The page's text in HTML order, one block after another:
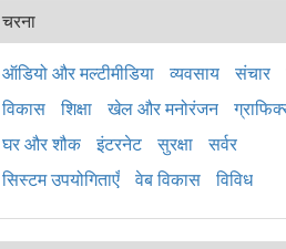
चरना
ऑडियो और मल्टीमीडिया व्यवसाय संचार
विकास
शिक्षा खेल और मनोरंजन
घर और शौक
इंटरनेट सुरक्षा
सर्वर
सिस्टम उपयोगिताएँ
वेब विकास विविध